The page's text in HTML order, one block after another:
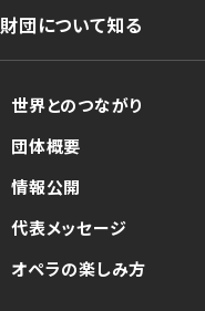
財団について知る
世界とのつながり
団体概要
情報公開
代表メッセージ
オペラの楽しみ方